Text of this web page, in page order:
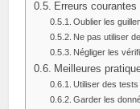
Erreurs
Oublier les
Ne pas utiliser
Négliger les
Meilleures
Utiliser des tests
Garder les